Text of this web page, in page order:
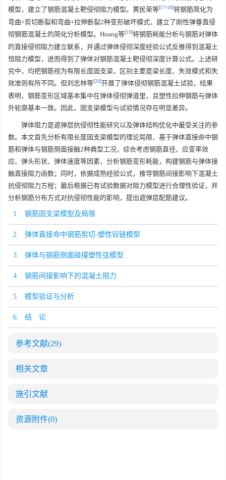
模型，建立了钢筋混凝土靶侵彻阻力模型。黄民荣等[17-18]将钢筋简化为
弯曲+剪切断裂和弯曲+拉伸断裂2种变形破坏模式，建立了刚性弹垂直侵
彻钢筋混凝土的简化分析模型。Huang等[19]将钢筋耗能分析与钢筋对弹体
的直接侵彻阻力建立联系，并通过弹体侵彻深度经验公式反推得到混凝土
恒阻力模型，进而得到了弹体对钢筋混凝土靶侵彻深度计算公式。上述研
究中，均把钢筋视为有限长度固支梁，区别主要是梁长度、失效模式和失
效准则有所不同。但刘志林等[20]开展了弹体侵彻钢筋混凝土试验，结果
表明，钢筋变形区域基本集中在弹体侵彻弹道里，且塑性拉伸钢筋与弹体
外轮廓基本一致。因此，固支梁模型与试验情况存在明显差异。
弹体阻力是遮弹层抗侵彻性能研究以及弹体结构优化中最受关注的参
数。本文首先分析有限长度固支梁模型的理论局限，基于弹体直接命中钢
筋和弹体与钢筋侧面接触2种典型工况，综合考虑钢筋直径、应变率效
应、弹头形状、弹体速度等因素，分析钢筋变形耗能，构建钢筋与弹体接
触直接阻力函数；同时，依据成熟经验公式，推导钢筋间接影响下混凝土
抗侵彻阻力方程；最后根据已有试验数据对阻力模型进行合理性验证，并
分析钢筋分布方式对抗侵彻性能的影响，提出遮弹层配筋建议。
1. 钢筋固支梁模型及局限
2. 弹体直接命中钢筋剪切-塑性铰链模型
3. 弹体与钢筋侧面碰撞塑性弦模型
4. 钢筋间接影响下的混凝土阻力
5. 模型验证与分析
6. 结 论
参考文献(29)
相关文章
施引文献
资源附件(0)